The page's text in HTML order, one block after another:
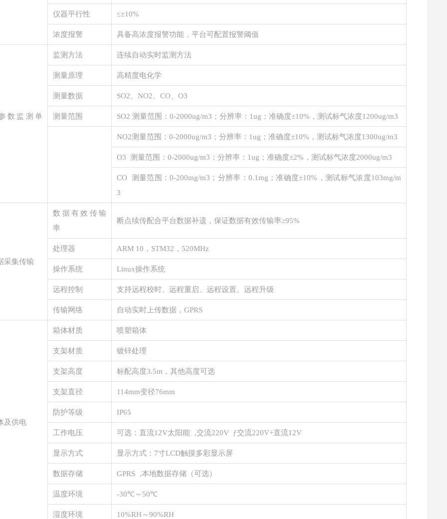
仪器平行性 ≤±10%
浓度报警 具备高浓度报警功能，平台可配置报警阈值
数监测单
监测方法 连续自动实时监测方法
测量原理 高精度电化学
测量数据 SO2、NO2、CO、O3
测量范围 SO2 测量范围：0-2000ug/m3；分辨率：1ug；准确度±10%，测试标气浓度1200ug/m3
NO2测量范围：0-2000ug/m3；分辨率：1ug；准确度±10%，测试标气浓度1300ug/m3
O3 测量范围：0-2000ug/m3；分辨率：1ug；准确度±2%，测试标气浓度2000ug/m3
CO 测量范围：0-200mg/m3；分辨率：0.1mg；准确度±10%，测试标气浓度103mg/m
3
采集传输
数据有效传输
率
断点续传配合平台数据补遗，保证数据有效传输率≥95%
处理器 ARM 10，STM32，520MHz
操作系统 Linux操作系统
远程控制 支持远程校时、远程重启、远程设置、远程升级
传输网络 自动实时上传数据，GPRS
及供电
箱体材质 喷塑箱体
支架材质 镀锌处理
支架高度 标配高度3.5m，其他高度可选
支架直径 114mm变径76mm
防护等级 IP65
工作电压 可选： 直流12V太阳能 ‚交流220V ƒ交流220V+直流12V
显示方式 显示方式： 7寸LCD触摸多彩显示屏
数据存储 GPRS ‚本地数据存储（可选）
温度环境 -30℃～50℃
湿度环境 10%RH～90%RH